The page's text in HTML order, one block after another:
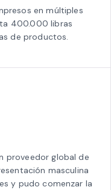
en múltiples
400.000 libras
de productos.
proveedor global de
masculina
y pudo comenzar la